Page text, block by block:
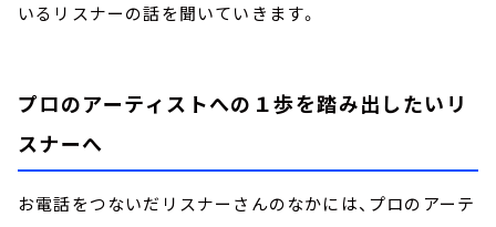
いるリスナーの話を聞いていきます。
プロのアーティストへの１歩を踏み出したいリ
スナーへ
お電話をつないだリスナーさんのなかには、プロのアーテ